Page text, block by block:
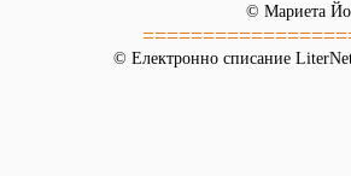
© Мариета
© Електронно списание